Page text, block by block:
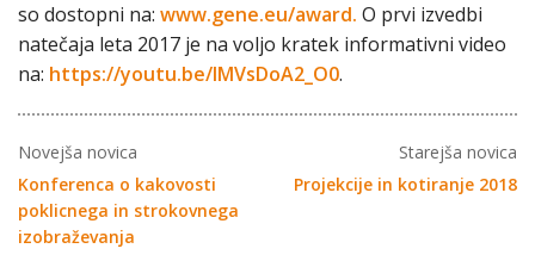
so dostopni na: www.gene.eu/award. O prvi izvedbi
natečaja leta 2017 je na voljo kratek informativni video
na: https://youtu.be/IMVsDoA2_O0.
Novejša novica
Konferenca o kakovosti
poklicnega in strokovnega
izobraževanja
Starejša novica
Projekcije in kotiranje 2018